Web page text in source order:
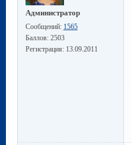
Администратор
Сообщений: 1565
Баллов: 2503
Регистрация: 13.09.2011